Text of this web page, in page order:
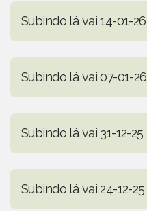
Subindo lá vai 14-01-26
Subindo lá vai 07-01-26
Subindo lá vai 31-12-25
Subindo lá vai 24-12-25